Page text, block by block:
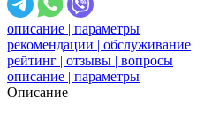
описание | параметры
рекомендации | обслуживание
рейтинг | отзывы | вопросы
описание | параметры
Описание